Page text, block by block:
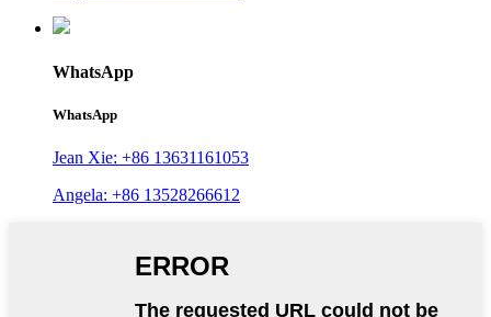
WhatsApp
WhatsApp
Jean Xie: +86 13631161053
Angela: +86 13528266612